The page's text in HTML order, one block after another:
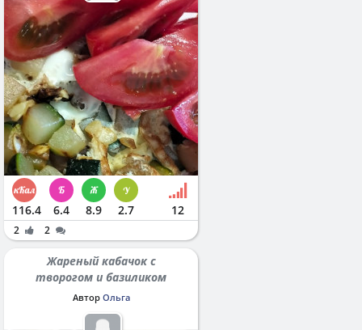
116.4 6.4 8.9 2.7 12
2 2
Жареный кабачок с
творогом и базиликом
Автор Ольга